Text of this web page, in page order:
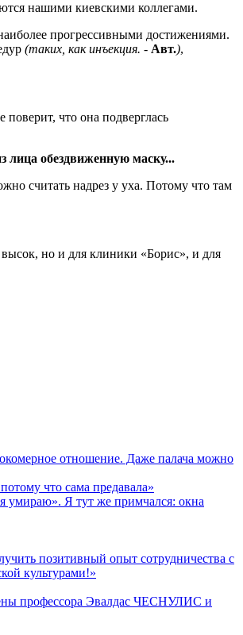
нашими киевскими коллегами.
прогрессивными достижениями.
(таких, как инъекция. - Авт.),
что она подверглась
лица обездвиженную маску...
считать надрез у уха. Потому что там
но и для клиники «Борис», и для
отношение. Даже палача можно
что сама предавала»
умираю». Я тут же примчался: окна
позитивный опыт сотрудничества с
культурами!»
профессора Эвалдас ЧЕСНУЛИС и